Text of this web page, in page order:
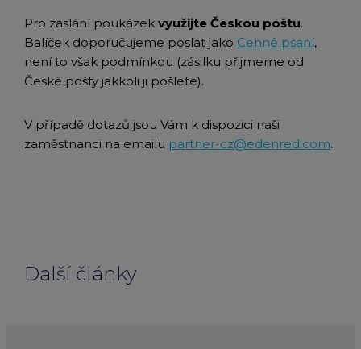
Pro zaslání poukázek využijte Českou poštu.
Balíček doporučujeme poslat jako Cenné psaní,
není to však podmínkou (zásilku přijmeme od
České pošty jakkoli ji pošlete).
V případě dotazů jsou Vám k dispozici naši
zaměstnanci na emailu partner-cz@edenred.com.
Další články